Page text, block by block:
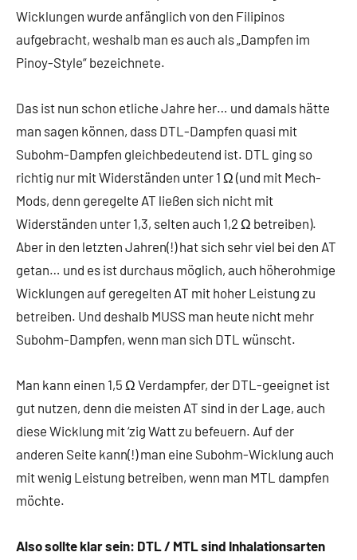
Wicklungen wurde anfänglich von den Filipinos
aufgebracht, weshalb man es auch als „Dampfen im
Pinoy-Style“ bezeichnete.
Das ist nun schon etliche Jahre her… und damals hätte
man sagen können, dass DTL-Dampfen quasi mit
Subohm-Dampfen gleichbedeutend ist. DTL ging so
richtig nur mit Widerständen unter 1 Ω (und mit Mech-
Mods, denn geregelte AT ließen sich nicht mit
Widerständen unter 1,3, selten auch 1,2 Ω betreiben).
Aber in den letzten Jahren(!) hat sich sehr viel bei den AT
getan… und es ist durchaus möglich, auch höherohmige
Wicklungen auf geregelten AT mit hoher Leistung zu
betreiben. Und deshalb MUSS man heute nicht mehr
Subohm-Dampfen, wenn man sich DTL wünscht.
Man kann einen 1,5 Ω Verdampfer, der DTL-geeignet ist
gut nutzen, denn die meisten AT sind in der Lage, auch
diese Wicklung mit ‘zig Watt zu befeuern. Auf der
anderen Seite kann(!) man eine Subohm-Wicklung auch
mit wenig Leistung betreiben, wenn man MTL dampfen
möchte.
Also sollte klar sein: DTL / MTL sind Inhalationsarten